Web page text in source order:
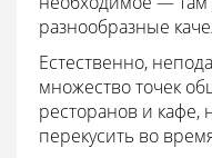
разнообразные
Естественно,
множество точек
ресторанов и кафе,
перекусить во